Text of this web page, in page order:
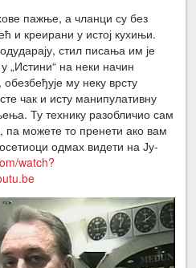
пажње, а чланци су без
и креирани у истој кухињи.
стил писања им је
у „Истини“ на неки начин
му неку врсту
чак и исту манипулативну
Ту технику разобличио сам
па можете то пренети ако вам
одмах видети на Ју-
watch?